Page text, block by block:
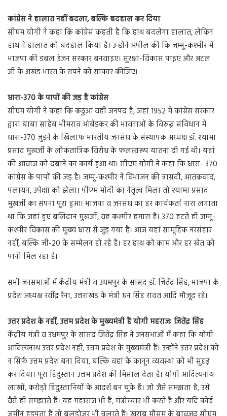
कांग्रेस ने हालात नहीं बदला, बल्कि बदहाल कर दिया
सीएम योगी ने कहा कि कांग्रेस कहती है कि हाथ बदलेगा हालात, लेकिन
हाथ ने हालात को बदहाल किया है। उन्होंने अपील की कि जम्मू-कश्मीर में
भाजपा की डबल इंजन सरकार बनवाइए। सुरक्षा-विकास पाइए और अटल
जी के अखंड भारत के सपने को साकार कीजिए।
धारा-370 के पापों की जड़ है कांग्रेस
सीएम योगी ने कहा कि कठुआ वही जनपद है, जहां 1952 में कांग्रेस सरकार
द्वारा बाबा साहेब भीमराव आंबेडकर की भावनाओं के विरुद्ध संविधान में
धारा-370 जुड़ने के खिलाफ भारतीय जनसंघ के संस्थापक अध्यक्ष डॉ. श्यामा
प्रसाद मुखर्जी के लोकतांत्रिक विरोध के फलस्वरूप यातना दी गई थी। यहां
की आवाज को दबाने का कार्य हुआ था। सीएम योगी ने कहा कि धारा- 370
कांग्रेस के पापों की जड़ है। जम्मू-कश्मीर ने विभाजन की त्रासदी, आतंकवाद,
पलायन, उपेक्षा को झेला। पीएम मोदी का नेतृत्व मिला तो श्यामा प्रसाद
मुखर्जी का सपना पूरा हुआ। भाजपा व जनसंघ का हर कार्यकर्ता नारा लगाता
था कि जहां हुए बलिदान मुखर्जी, वह कश्मीर हमारा है। 370 हटते ही जम्मू-
कश्मीर विकास की मुख्य धारा से जुड़ गया है। आज यहां सामूहिक नरसंहार
नहीं, बल्कि जी-20 के सम्मेलन हो रहे हैं। हर हाथ को काम और हर खेत को
पानी मिल रहा है।
सभी जनसभाओं में केंद्रीय मंत्री व उधमपुर के सांसद डॉ. जितेंद्र सिंह, भाजपा के
प्रदेश अध्यक्ष रवींद्र रैना, उत्तराखंड के मंत्री धन सिंह रावत आदि मौजूद रहे।
उत्तर प्रदेश के नहीं, उत्तम प्रदेश के मुख्यमंत्री हैं योगी महराजः जितेंद्र सिंह
केंद्रीय मंत्री व उधमपुर के सांसद जितेंद्र सिंह ने जनसभाओं में कहा कि योगी
आदित्यनाथ उत्तर प्रदेश नहीं, उत्तम प्रदेश के मुख्यमंत्री हैं। उन्होंने उत्तर प्रदेश को
न सिर्फ उत्तम प्रदेश बना दिया, बल्कि वहां के कानून व्यवस्था को भी सुदृढ़
कर दिया। पूरा हिंदुस्तान उत्तम प्रदेश की मिसाल देता है। योगी आदित्यनाथ
लाखों, करोड़ों हिंदुस्तानियों के आदर्श बन चुके हैं। जो जैसे समझता है, उसे
वैसे ही समझाते हैं। यह महाराज भी हैं, मंत्रोच्चार भी करते हैं और यदि कोई